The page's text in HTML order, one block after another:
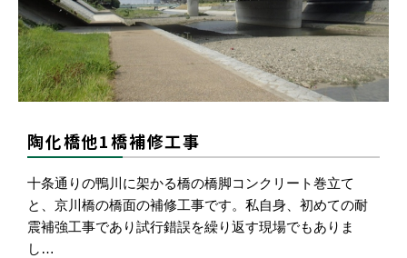
陶化橋他1橋補修工事
十条通りの鴨川に架かる橋の橋脚コンクリート巻立て
と、京川橋の橋面の補修工事です。私自身、初めての耐
震補強工事であり試行錯誤を繰り返す現場でもありま
し…